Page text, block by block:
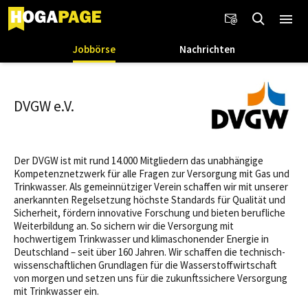
Jobbörse Nachrichten
DVGW e.V.
Der DVGW ist mit rund 14.000 Mitgliedern das unabhängige
Kompetenznetzwerk für alle Fragen zur Versorgung mit Gas und
Trinkwasser. Als gemeinnütziger Verein schaffen wir mit unserer
anerkannten Regelsetzung höchste Standards für Qualität und
Sicherheit, fördern innovative Forschung und bieten berufliche
Weiterbildung an. So sichern wir die Versorgung mit
hochwertigem Trinkwasser und klimaschonender Energie in
Deutschland – seit über 160 Jahren. Wir schaffen die technisch-
wissenschaftlichen Grundlagen für die Wasserstoffwirtschaft
von morgen und setzen uns für die zukunftssichere Versorgung
mit Trinkwasser ein.